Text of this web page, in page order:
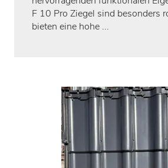
F 10 Pro Ziegel sind besonders
bieten eine hohe ...